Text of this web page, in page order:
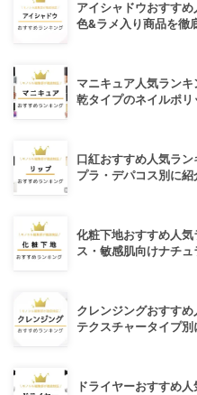
アイシャドウおすす
色&ラメ入り商品を徹
マニキュア人気ラン
乾タイプのネイルポリ
口紅おすすめ人気ラ
プラ・デパコス別に紹
化粧下地おすすめ人
ス・敏感肌向けナチュ
クレンジングおすす
テクスチャータイプ別
ドライヤーおすすめ